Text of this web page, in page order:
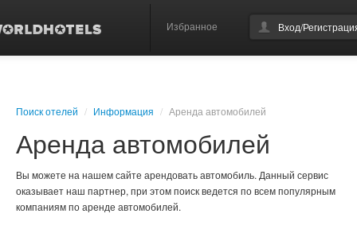
Избранное Вход/
Поиск отелей / Информация / Аренда автомобилей
Аренда автомобилей
Вы можете на нашем сайте арендовать автомобиль. Данный сервис
оказывает наш партнер, при этом поиск ведется по всем популярным
компаниям по аренде автомобилей.